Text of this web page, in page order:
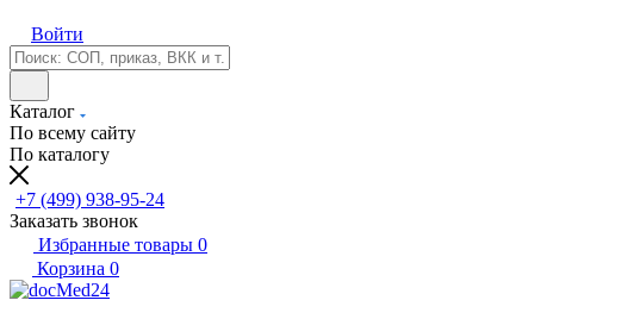
Войти
Каталог
По всему сайту
По каталогу
+7 (499) 938-95-24
Заказать звонок
Избранные товары 0
Корзина 0